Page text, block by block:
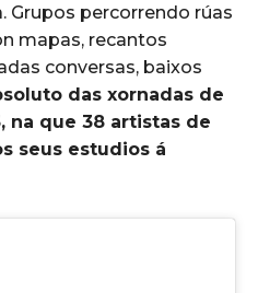
Grupos percorrendo rúas
mapas, recantos
conversas, baixos
das xornadas de
na que 38 artistas de
seus estudios á